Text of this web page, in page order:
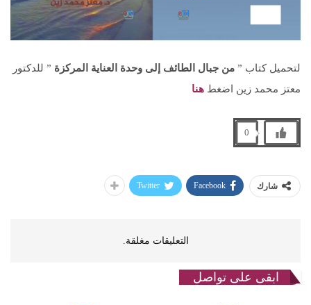
لتحميل كتاب ” من جبال الطائف إلى وحدة العناية المركزة ” للدكتور
معتز محمد زين اضغط هنا
0
شارك Facebook
Twitter
التعليقات مغلقة.
ابقى على تواصل